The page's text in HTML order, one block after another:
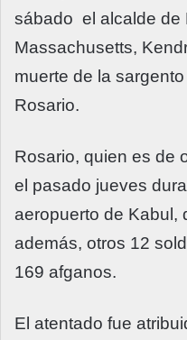
sábado el alcalde de
Massachusetts,
muerte de la
Rosario.
Rosario, quien es de
el pasado jueves
aeropuerto de Kabul,
además, otros 12
169 afganos.
El atentado fue